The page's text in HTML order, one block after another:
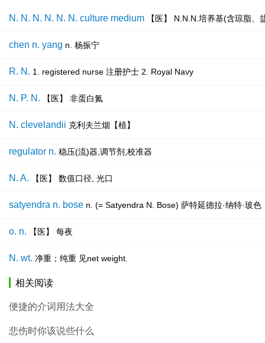
N. N. N. N. N. N. culture medium 【医】 N.N.N.培养基(含琼脂
chen n. yang n. 杨振宁
R. N. 1. registered nurse 注册护士 2. Royal Navy
N. P. N. 【医】 非蛋白氮
N. clevelandii 克利夫兰烟【植】
regulator n. 稳压(流)器,调节剂,校准器
N. A. 【医】 数值口径, 光口
satyendra n. bose n. (= Satyendra N. Bose) 萨特延德拉·纳特·玻
o. n. 【医】 每夜
N. wt. 净重；纯重 见net weight.
相关阅读
便捷的介词用法大全
悲伤时你该说些什么